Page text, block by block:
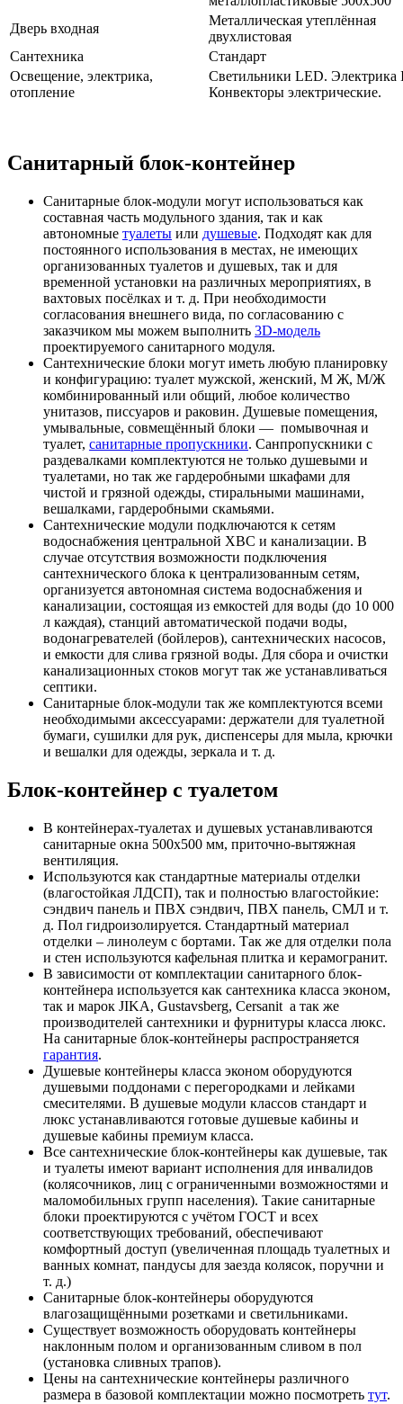
Дверь входная
Металлическая утеплённая
двухлистовая
Сантехника
Стандарт
Освещение, электрика,
отопление
Светильники LED. Электрика
Конвекторы электрические.
Санитарный блок-контейнер
Санитарные блок-модули могут использоваться как
составная часть модульного здания, так и как
автономные туалеты или душевые. Подходят как для
постоянного использования в местах, не имеющих
организованных туалетов и душевых, так и для
временной установки на различных мероприятиях, в
вахтовых посёлках и т. д. При необходимости
согласования внешнего вида, по согласованию с
заказчиком мы можем выполнить 3D-модель
проектируемого санитарного модуля.
Сантехнические блоки могут иметь любую планировку
и конфигурацию: туалет мужской, женский, М Ж, М/Ж
комбинированный или общий, любое количество
унитазов, писсуаров и раковин. Душевые помещения,
умывальные, совмещённый блоки — помывочная и
туалет, санитарные пропускники. Санпропускники с
раздевалками комплектуются не только душевыми и
туалетами, но так же гардеробными шкафами для
чистой и грязной одежды, стиральными машинами,
вешалками, гардеробными скамьями.
Сантехнические модули подключаются к сетям
водоснабжения центральной ХВС и канализации. В
случае отсутствия возможности подключения
сантехнического блока к централизованным сетям,
организуется автономная система водоснабжения и
канализации, состоящая из емкостей для воды (до 10 000
л каждая), станций автоматической подачи воды,
водонагревателей (бойлеров), сантехнических насосов,
и емкости для слива грязной воды. Для сбора и очистки
канализационных стоков могут так же устанавливаться
септики.
Санитарные блок-модули так же комплектуются всеми
необходимыми аксессуарами: держатели для туалетной
бумаги, сушилки для рук, диспенсеры для мыла, крючки
и вешалки для одежды, зеркала и т. д.
Блок-контейнер с туалетом
В контейнерах-туалетах и душевых устанавливаются
санитарные окна 500х500 мм, приточно-вытяжная
вентиляция.
Используются как стандартные материалы отделки
(влагостойкая ЛДСП), так и полностью влагостойкие:
сэндвич панель и ПВХ сэндвич, ПВХ панель, СМЛ и т.
д. Пол гидроизолируется. Стандартный материал
отделки – линолеум с бортами. Так же для отделки пола
и стен используются кафельная плитка и керамогранит.
В зависимости от комплектации санитарного блок-
контейнера используется как сантехника класса эконом,
так и марок JIKA, Gustavsberg, Cersanit а так же
производителей сантехники и фурнитуры класса люкс.
На санитарные блок-контейнеры распространяется
гарантия.
Душевые контейнеры класса эконом оборудуются
душевыми поддонами с перегородками и лейками
смесителями. В душевые модули классов стандарт и
люкс устанавливаются готовые душевые кабины и
душевые кабины премиум класса.
Все сантехнические блок-контейнеры как душевые, так
и туалеты имеют вариант исполнения для инвалидов
(колясочников, лиц с ограниченными возможностями и
маломобильных групп населения). Такие санитарные
блоки проектируются с учётом ГОСТ и всех
соответствующих требований, обеспечивают
комфортный доступ (увеличенная площадь туалетных и
ванных комнат, пандусы для заезда колясок, поручни и
т. д.)
Санитарные блок-контейнеры оборудуются
влагозащищёнными розетками и светильниками.
Существует возможность оборудовать контейнеры
наклонным полом и организованным сливом в пол
(установка сливных трапов).
Цены на сантехнические контейнеры различного
размера в базовой комплектации можно посмотреть тут.